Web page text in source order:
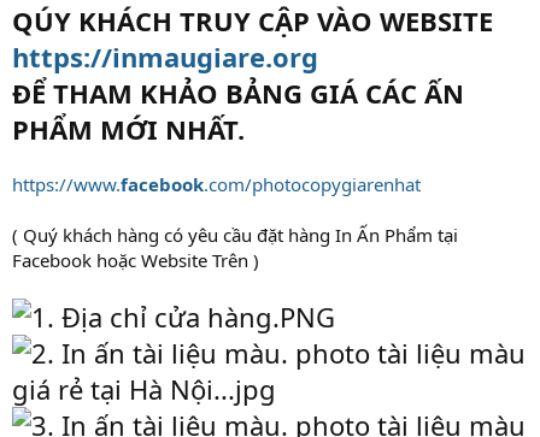
QÚY KHÁCH TRUY CẬP VÀO WEBSITE
https://inmaugiare.org
ĐỂ THAM KHẢO BẢNG GIÁ CÁC ẤN
PHẨM MỚI NHẤT.
https://www.facebook.com/photocopygiarenhat
( Quý khách hàng có yêu cầu đặt hàng In Ấn Phẩm tại
Facebook hoặc Website Trên )